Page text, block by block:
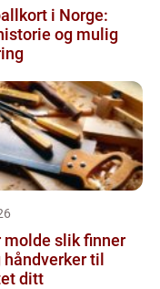
i Norge:
og mulig
slik finner
til
ditt